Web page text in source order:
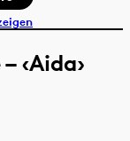
‹Aida›